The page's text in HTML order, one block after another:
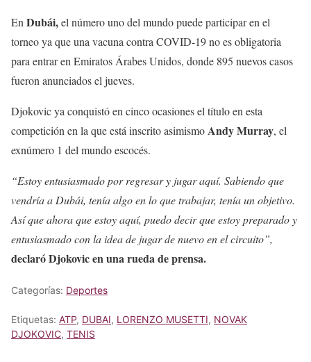
En Dubái,el número uno del mundo puede participar en el
torneo ya que una vacuna contra COVID-19 no es obligatoria
para entrar en Emiratos Árabes Unidos, donde 895 nuevos casos
fueron anunciados el jueves.
Djokovic ya conquistó en cinco ocasiones el título en esta
competición en la que está inscrito asimismo Andy Murray, el
exnúmero 1 del mundo escocés.
“Estoy entusiasmado por regresar y jugar aquí. Sabiendo que
vendría a Dubái, tenía algo en lo que trabajar, tenía un objetivo.
Así que ahora que estoy aquí, puedo decir que estoy preparado y
entusiasmado con la idea de jugar de nuevo en el circuito”,
declaró Djokovic en una rueda de prensa.
Categorías: Deportes
Etiquetas: ATP, DUBAI, LORENZO MUSETTI, NOVAK
DJOKOVIC, TENIS